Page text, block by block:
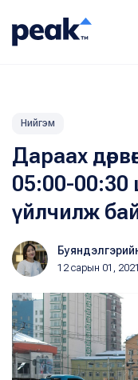
Нийгэм
Дараах
05:00-00:30
үйлчилж
12 сарын 01, 2021